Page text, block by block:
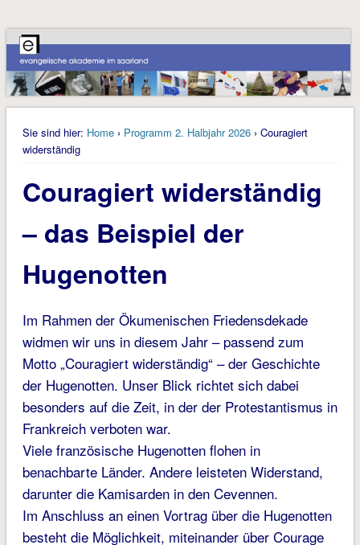
Sie sind hier: Home› Programm 2. Halbjahr 2026› Couragiert
widerständig
Couragiert widerständig
– das Beispiel der
Hugenotten
Im Rahmen der Ökumenischen Friedensdekade
widmen wir uns in diesem Jahr – passend zum
Motto „Couragiert widerständig“ – der Geschichte
der Hugenotten. Unser Blick richtet sich dabei
besonders auf die Zeit, in der der Protestantismus in
Frankreich verboten war.
Viele französische Hugenotten flohen in
benachbarte Länder. Andere leisteten Widerstand,
darunter die Kamisarden in den Cevennen.
Im Anschluss an einen Vortrag über die Hugenotten
besteht die Möglichkeit, miteinander über Courage